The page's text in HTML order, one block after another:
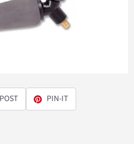
POST PIN-IT